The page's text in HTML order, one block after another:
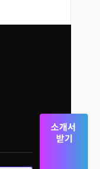
소개서
받기